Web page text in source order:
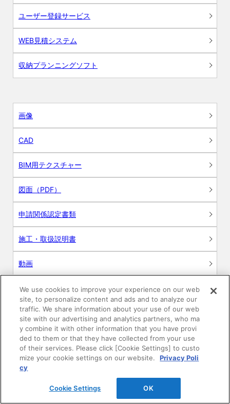
ユーザー登録サービス
WEB見積システム
収納プランニングソフト
画像
CAD
BIM用テクスチャー
図面（PDF）
申請関係認定書類
施工・取扱説明書
動画
シミュレーションツール
24時間換気システム〈エアスマート〉
簡易設計見積ソフト
R&Dセンター環境測定・分析サービス
商品マスター申し込み
We use cookies to improve your experience on our web
site, to personalize content and ads and to analyze our
traffic. We share information about your use of our web
site with our advertising and analytics partners, who ma
y combine it with other information that you have provi
ded to them or that they have collected from your use
of their services. Please click [Cookie Settings] to custo
mize your cookie settings on our website.
Privacy Poli
cy
Cookie Settings OK